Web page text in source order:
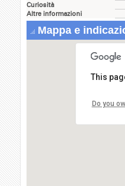
Curiosità
Altre informazioni
Mappa e
This
Do you